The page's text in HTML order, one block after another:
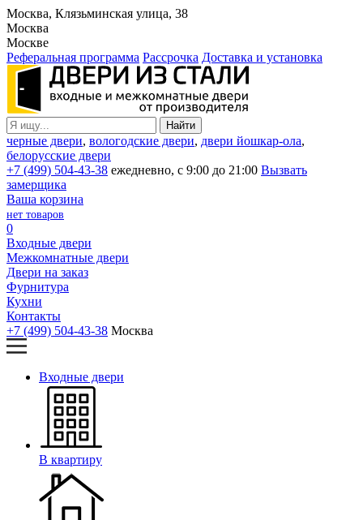
Москва, Клязьминская улица, 38
Москва
Москве
Реферальная программа Рассрочка Доставка и установка
черные двери, вологодские двери, двери йошкар-ола,
белорусские двери
+7 (499) 504-43-38 ежедневно, с 9:00 до 21:00 Вызвать
замерщика
Ваша корзина
нет товаров
0
Входные двери
Межкомнатные двери
Двери на заказ
Фурнитура
Кухни
Контакты
+7 (499) 504-43-38 Москва
Входные двери
В квартиру